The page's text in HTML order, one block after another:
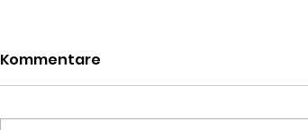
Kommentare